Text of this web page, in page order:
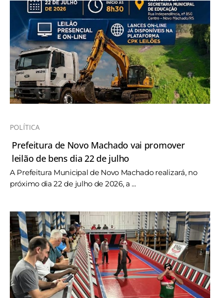
POLÍTICA
Prefeitura de Novo Machado vai promover
leilão de bens dia 22 de julho
A Prefeitura Municipal de Novo Machado realizará, no
próximo dia 22 de julho de 2026, a ...